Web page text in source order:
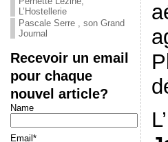
L’Hostellerie
Pascale Serre , son Grand
Journal
Recevoir un email
pour chaque
nouvel article?
Name
Email*